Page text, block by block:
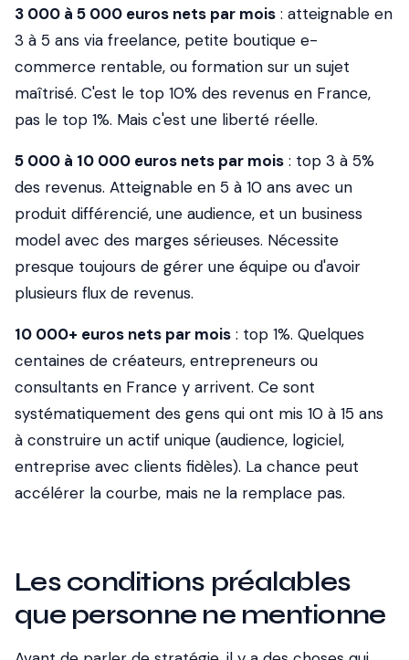
3 000 à 5 000 euros nets par mois : atteignable en
3 à 5 ans via freelance, petite boutique e-
commerce rentable, ou formation sur un sujet
maîtrisé. C'est le top 10% des revenus en France,
pas le top 1%. Mais c'est une liberté réelle.
5 000 à 10 000 euros nets par mois : top 3 à 5%
des revenus. Atteignable en 5 à 10 ans avec un
produit différencié, une audience, et un business
model avec des marges sérieuses. Nécessite
presque toujours de gérer une équipe ou d'avoir
plusieurs flux de revenus.
10 000+ euros nets par mois : top 1%. Quelques
centaines de créateurs, entrepreneurs ou
consultants en France y arrivent. Ce sont
systématiquement des gens qui ont mis 10 à 15 ans
à construire un actif unique (audience, logiciel,
entreprise avec clients fidèles). La chance peut
accélérer la courbe, mais ne la remplace pas.
Les conditions préalables
que personne ne mentionne